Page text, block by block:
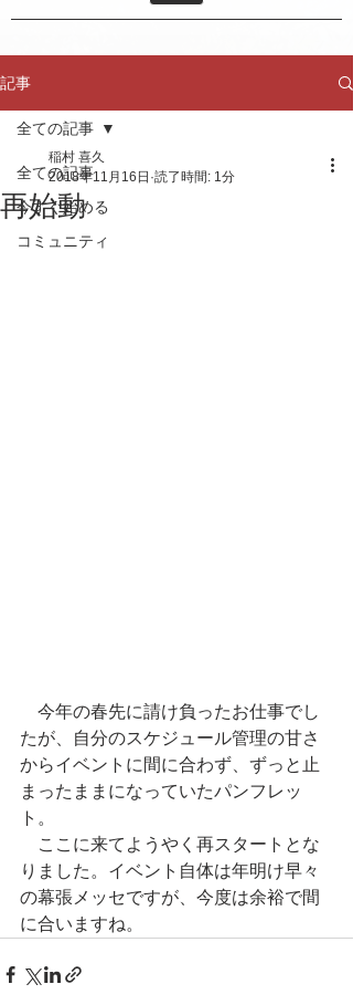
記事
全ての記事
今すぐ始める
コミュニティ
全ての記事
再始動
稲村 喜久
2018年11月16日 読了時間: 1分
今年の春先に請け負ったお仕事でし
たが、自分のスケジュール管理の甘さ
からイベントに間に合わず、ずっと止
まったままになっていたパンフレッ
ト。
ここに来てようやく再スタートとな
りました。イベント自体は年明け早々
の幕張メッセですが、今度は余裕で間
に合いますね。